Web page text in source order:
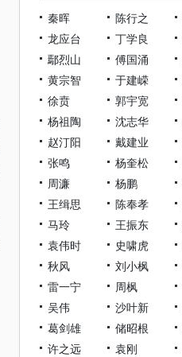
秦晖 陈行之
龙应台
丁学良
鄢烈山
傅国涌
黄宗智
于建嵘
徐贲
郭宇宽
杨祖陶
沈志华
赵汀阳
戴建业
张鸣
杨奎松
周濂
杨鹏
王缉思
陈奉孝
马玲
王振东
袁伟时
史啸虎
秋风
刘小枫
雷一宁
周枫
吴伟
沙叶新
葛剑雄
储昭根
许之远
袁刚